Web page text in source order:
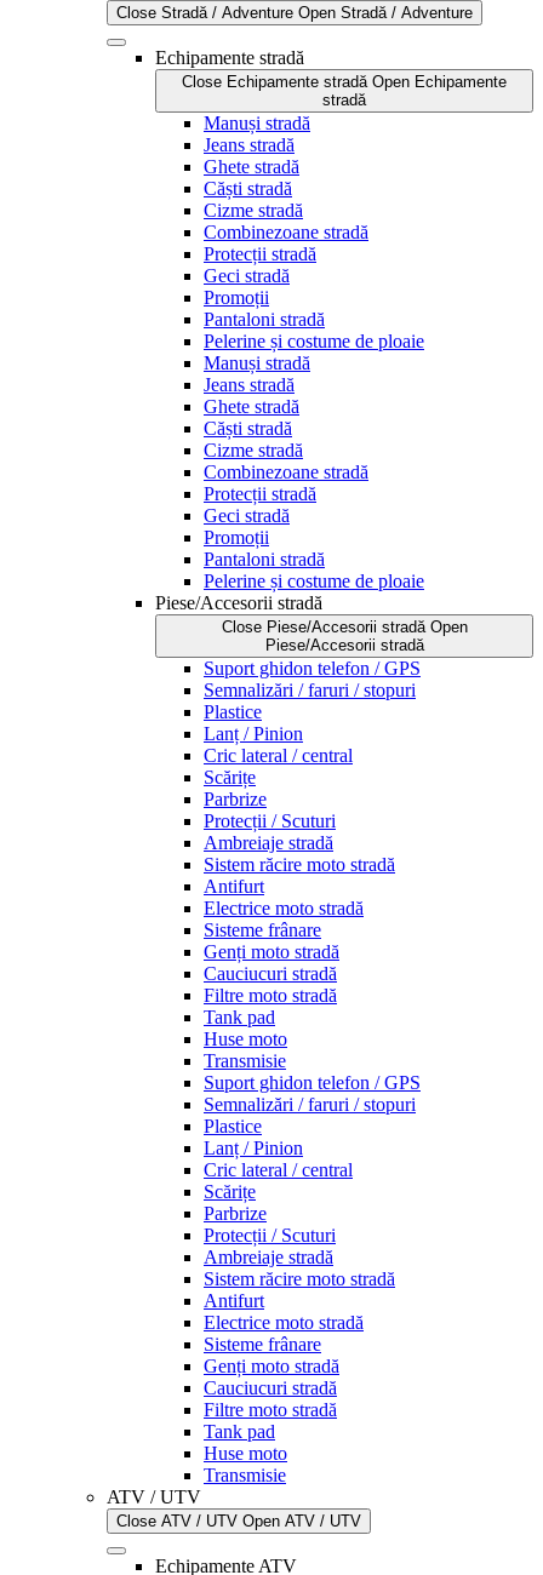
Close Stradă / Adventure Open Stradă / Adventure
Echipamente stradă
Close Echipamente stradă Open Echipamente
stradă
Manuși stradă
Jeans stradă
Ghete stradă
Căști stradă
Cizme stradă
Combinezoane stradă
Protecții stradă
Geci stradă
Promoții
Pantaloni stradă
Pelerine și costume de ploaie
Manuși stradă
Jeans stradă
Ghete stradă
Căști stradă
Cizme stradă
Combinezoane stradă
Protecții stradă
Geci stradă
Promoții
Pantaloni stradă
Pelerine și costume de ploaie
Piese/Accesorii stradă
Close Piese/Accesorii stradă Open
Piese/Accesorii stradă
Suport ghidon telefon / GPS
Semnalizări / faruri / stopuri
Plastice
Lanț / Pinion
Cric lateral / central
Scărițe
Parbrize
Protecții / Scuturi
Ambreiaje stradă
Sistem răcire moto stradă
Antifurt
Electrice moto stradă
Sisteme frânare
Genți moto stradă
Cauciucuri stradă
Filtre moto stradă
Tank pad
Huse moto
Transmisie
Suport ghidon telefon / GPS
Semnalizări / faruri / stopuri
Plastice
Lanț / Pinion
Cric lateral / central
Scărițe
Parbrize
Protecții / Scuturi
Ambreiaje stradă
Sistem răcire moto stradă
Antifurt
Electrice moto stradă
Sisteme frânare
Genți moto stradă
Cauciucuri stradă
Filtre moto stradă
Tank pad
Huse moto
Transmisie
ATV / UTV
Close ATV / UTV Open ATV / UTV
Echipamente ATV